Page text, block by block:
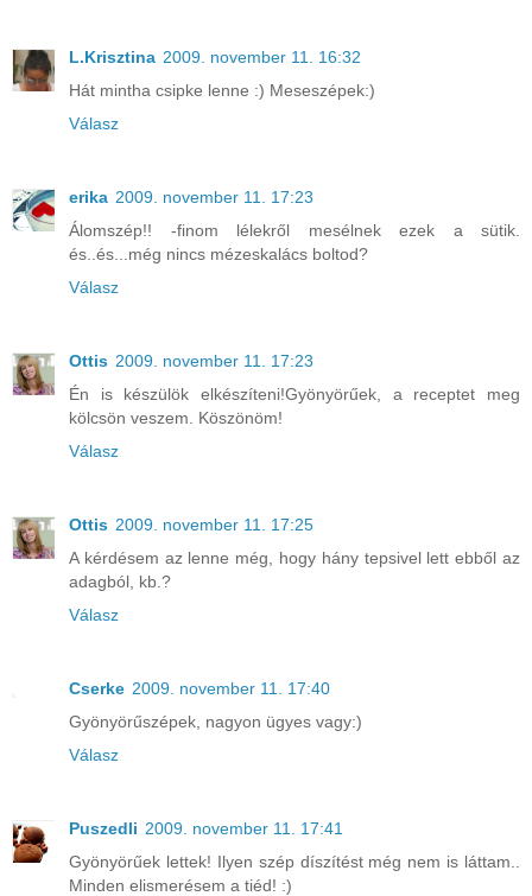
L.Krisztina 2009. november 11. 16:32
Hát mintha csipke lenne :) Meseszépek:)
Válasz
erika 2009. november 11. 17:23
Álomszép!! -finom lélekről mesélnek ezek a sütik.
és..és...még nincs mézeskalács boltod?
Válasz
Ottis 2009. november 11. 17:23
Én is készülök elkészíteni!Gyönyörűek, a receptet meg
kölcsön veszem. Köszönöm!
Válasz
Ottis 2009. november 11. 17:25
A kérdésem az lenne még, hogy hány tepsivel lett ebből az
adagból, kb.?
Válasz
Cserke 2009. november 11. 17:40
Gyönyörűszépek, nagyon ügyes vagy:)
Válasz
Puszedli 2009. november 11. 17:41
Gyönyörűek lettek! Ilyen szép díszítést még nem is láttam..
Minden elismerésem a tiéd! :)